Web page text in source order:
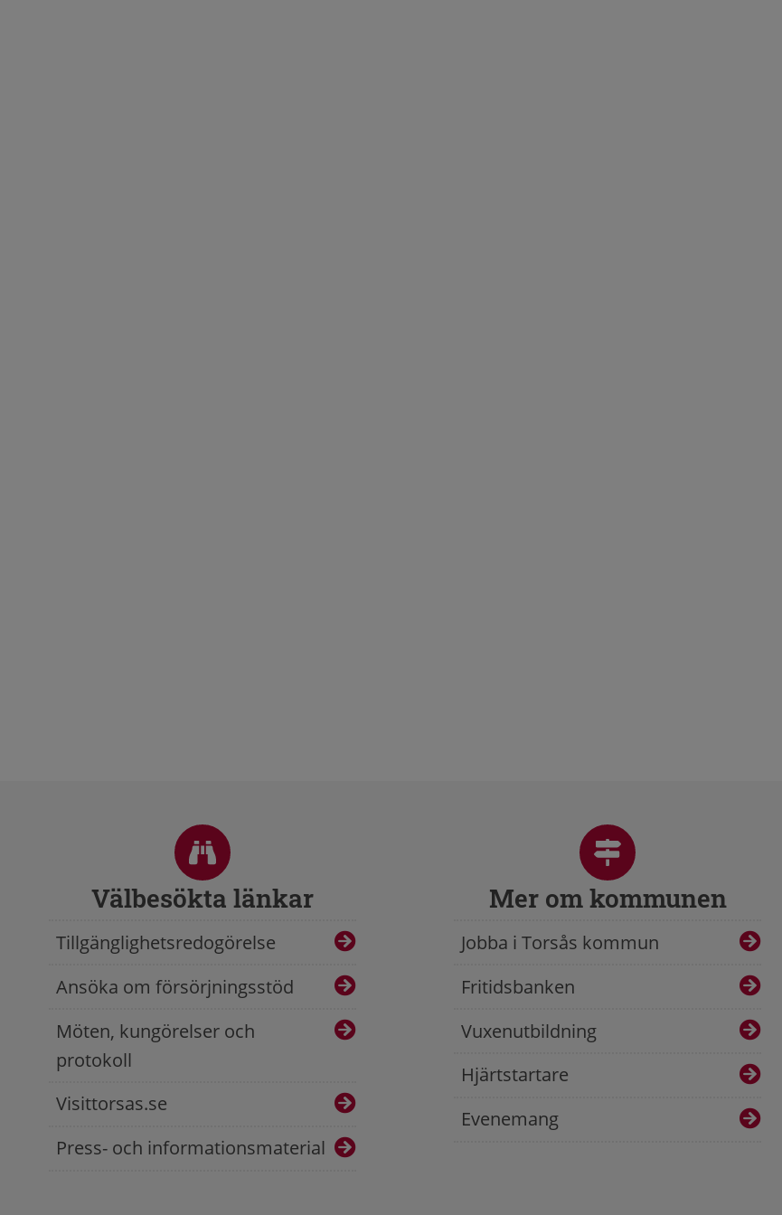
Välbesökta länkar
Tillgänglighetsredogörelse
Ansöka om försörjningsstöd
Möten, kungörelser och
protokoll
Visittorsas.se
Press- och informationsmaterial
Mer om kommunen
Jobba i Torsås kommun
Fritidsbanken
Vuxenutbildning
Hjärtstartare
Evenemang